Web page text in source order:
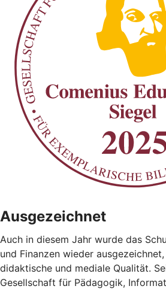
Ausgezeichnet
Auch in diesem Jahr wurde das
und Finanzen wieder
didaktische und mediale Qualität.
Gesellschaft für Pädagogik,